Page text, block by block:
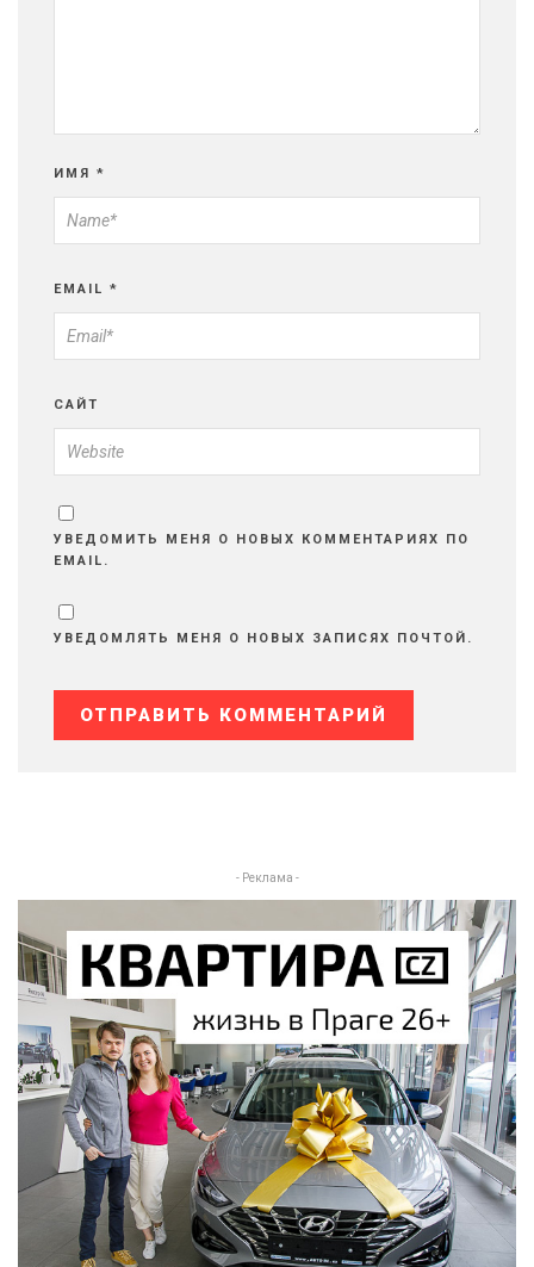
ИМЯ *
EMAIL *
САЙТ
УВЕДОМИТЬ МЕНЯ О НОВЫХ КОММЕНТАРИЯХ ПО
EMAIL.
УВЕДОМЛЯТЬ МЕНЯ О НОВЫХ ЗАПИСЯХ ПОЧТОЙ.
- Реклама -